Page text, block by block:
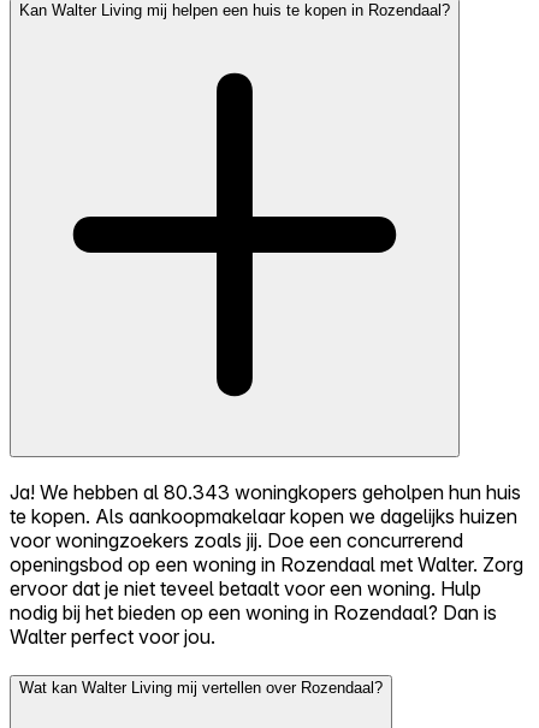
Kan Walter Living mij helpen een huis te kopen in Rozendaal?
Ja! We hebben al 80.343 woningkopers geholpen hun huis
te kopen. Als aankoopmakelaar kopen we dagelijks huizen
voor woningzoekers zoals jij. Doe een concurrerend
openingsbod op een woning in Rozendaal met Walter. Zorg
ervoor dat je niet teveel betaalt voor een woning. Hulp
nodig bij het bieden op een woning in Rozendaal? Dan is
Walter perfect voor jou.
Wat kan Walter Living mij vertellen over Rozendaal?